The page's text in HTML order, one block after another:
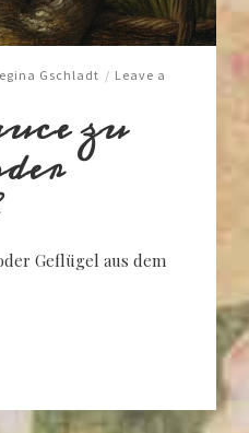
Gschladt / Leave a
zu
Geflügel aus dem